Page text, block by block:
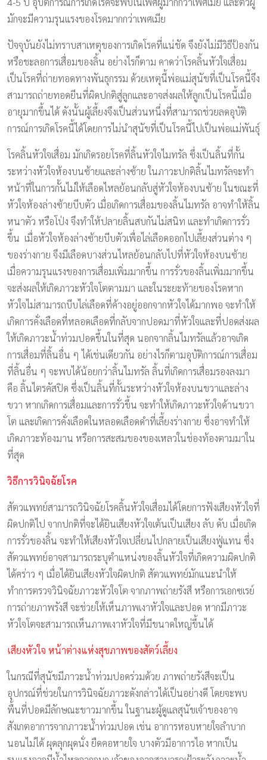
มักจะมีความรุนแรงของโรคมากกว่าเพศเมีย
ปัจจุบันยังไม่ทราบสาเหตุของการเกิดโรคที่แน่ชัด จึงยังไม่มีวิธีป้องกัน
หรือชะลอการเสื่อมของลิ้น อย่างไรก็ตาม คาดว่าโรคลิ้นหัวใจเสื่อม
เป็นโรคที่ถ่ายทอดทางพันธุกรรม ด้วยเหตุนี้พ่อแม่สุนัขที่เป็นโรคนี้จึง
สามารถถ่ายทอดยีนที่ผิดปกติสู่ลูกและอาจส่งผลให้ลูกเป็นโรคนี้เมื่อ
อายุมากขึ้นได้ ดังนั้นผู้เลี้ยงจึงเป็นส่วนหนึ่งที่สามารถช่วยลดอุบัติ
การณ์การเกิดโรคนี้ได้โดยการไม่นำสุนัขที่เป็นโรคนี้ไปเป็นพ่อแม่พันธุ์
โรคลิ้นหัวใจเสื่อม มักเกิดรอยโรคที่ลิ้นหัวใจไมทรัล ซึ่งเป็นลิ้นที่กั้น
ระหว่างหัวใจห้องบนซ้ายและล่างซ้าย ในภาวะปกติลิ้นไมทรัลจะทำ
หน้าที่ในการกั้นไม่ให้เลือดไหลย้อนกลับสู่หัวใจห้องบนซ้าย ในขณะที่
หัวใจห้องล่างซ้ายบีบตัว เมื่อเกิดการเสื่อมของลิ้นไมทรัล อาจทำให้ลิ้น
หนาตัว หรือโป่ง จึงทำให้ปลายลิ้นสบกันไม่สนิท และทำเกิดการรั่ว
ขึ้น เมื่อหัวใจห้องล่างซ้ายบีบตัวเพื่อไล่เลือดออกไปเลี้ยงส่วนต่าง ๆ
ของร่างกาย จึงมีเลือดบางส่วนไหลย้อนกลับไปที่หัวใจห้องบนซ้าย
เมื่อความรุนแรงของการเสื่อมเพิ่มมากขึ้น การรั่วของลิ้นเพิ่มมากขึ้น
จะส่งผลให้เกิดภาวะหัวใจโตตามมา และในระยะท้ายของโรคหาก
หัวใจไม่สามารถบีบไล่เลือดที่ค้างอยู่ออกจากหัวใจได้มากพอ จะทำให้
เกิดการคั่งเลือดที่หลอดเลือดที่กลับจากปอดมาที่หัวใจและที่ปอดส่งผล
ให้เกิดภาวะน้ำท่วมปอดขึ้นในที่สุด นอกจากลิ้นไมทรัลแล้วอาจเกิด
การเสื่อมที่ลิ้นอื่น ๆ ได้เช่นเดียวกัน อย่างไรก็ตามอุบัติการณ์การเสื่อม
ที่ลิ้นอื่น ๆ จะพบได้น้อยกว่าลิ้นไมทรัล ลิ้นที่เกิดการเสื่อมรองลงมา
คือ ลิ้นไตรคัสปิด ซึ่งเป็นลิ้นที่กั้นระหว่างหัวใจห้องบนขวาและล่าง
ขวา หากเกิดการเสื่อมและการรั่วขึ้น จะทำให้เกิดภาวะหัวใจด้านขวา
โต และเกิดการคั่งเลือดในหลอดเลือดดำที่เลี้ยงร่างกาย ซึ่งอาจทำให้
เกิดภาวะท้องมาน หรือการสะสมของของเหลวในช่องท้องตามมาใน
ที่สุด
วิธีการวินิจฉัยโรค
สัตวแพทย์สามารถวินิจฉัยโรคลิ้นหัวใจเสื่อมได้โดยการฟังเสียงหัวใจที่
ผิดปกติไป จากปกติที่จะได้ยินเสียงหัวใจเต้นเป็นเสียง ลับ ดับ เมื่อเกิด
การรั่วของลิ้น จะทำให้เสียงหัวใจเปลี่ยนไปกลายเป็นเสียงฟู่แทน ซึ่ง
สัตวแพทย์อาจสามารถระบุตำแหน่งของลิ้นหัวใจที่เกิดความผิดปกติ
ได้คร่าว ๆ เมื่อได้ยินเสียงหัวใจผิดปกติ สัตวแพทย์มักแนะนำให้
ทำการตรวจวินิจฉัยภาวะหัวใจโต จากภาพถ่ายรังสี หรือการเอกซเรย์
การถ่ายภาพรังสี จะช่วยให้เห็นภาพเงาหัวใจและปอด หากมีภาวะ
หัวใจโตจะสามารถเห็นภาพเงาหัวใจที่มีขนาดใหญ่ขึ้นได้
เสียงหัวใจ หน้าต่างแห่งสุขภาพของสัตว์เลี้ยง
ในกรณีที่สุนัขมีภาวะน้ำท่วมปอดร่วมด้วย ภาพถ่ายรังสีจะเป็น
อุปกรณ์ที่ช่วยในการวินิจฉัยภาวะดังกล่าวได้เป็นอย่างดี โดยจะพบ
พื้นที่ปอดมีลักษณะขาวมากขึ้น ในฐานะผู้ดูแลสุนัขเจ้าของอาจ
สังเกตอาการจากภาวะน้ำท่วมปอด เช่น อาการหอบหายใจลำบาก
นอนไม่ได้ ผุดลุกผุดนั่ง ยืดคอหายใจ บางตัวมีอาการไอ หากเป็น